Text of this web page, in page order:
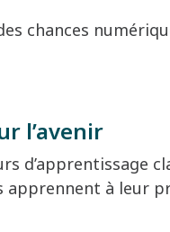
chances
l’avenir
d’apprentissage
apprennent à leur